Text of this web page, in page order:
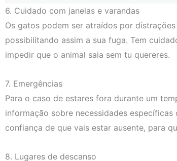
6. Cuidado com janelas e varandas
Os gatos podem ser atraídos por
possibilitando assim a sua fuga. Tem
impedir que o animal saia sem tu quereres.
7. Emergências
Para o caso de estares fora durante um
informação sobre necessidades
confiança de que vais estar ausente, para
8. Lugares de descanso